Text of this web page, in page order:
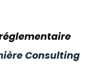
Consulting